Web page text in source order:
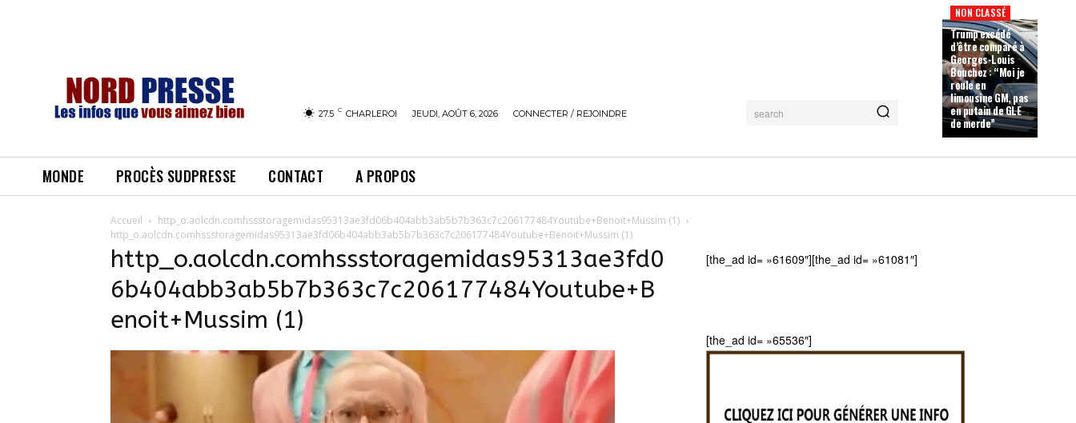
27.5 C CHARLEROI JEUDI, AOÛT 6, 2026 CONNECTER / REJOINDRE search
NON CLASSÉ
Trump excédé
d’être comparé à
Georges-Louis
Bouchez : “Moi je
roule en
limousine GM, pas
en putain de GLE
de merde”
MONDE PROCÈS SUDPRESSE CONTACT A PROPOS
Accueil
http_o.aolcdn.comhssstoragemidas95313ae3fd06b404abb3ab5b7b363c7c206177484Youtube+Benoit+Mussim (1)
http_o.aolcdn.comhssstoragemidas95313ae3fd06b404abb3ab5b7b363c7c206177484Youtube+Benoit+Mussim (1)
http_o.aolcdn.comhssstoragemidas95313ae3fd0
6b404abb3ab5b7b363c7c206177484Youtube+B
enoit+Mussim (1)
[the_ad id= »61609″][the_ad id= »61081″]
[the_ad id= »65536″]